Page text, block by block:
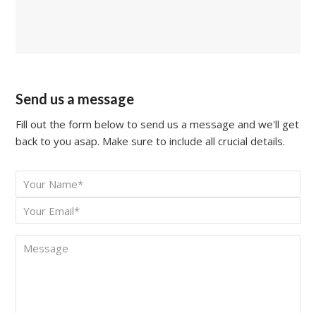
Send us a message
Fill out the form below to send us a message and we'll get
back to you asap. Make sure to include all crucial details.
Your
Name *
Your
Email
Message